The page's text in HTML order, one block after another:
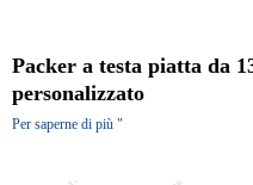
Packer a testa piatta da
personalizzato
Per saperne di più "